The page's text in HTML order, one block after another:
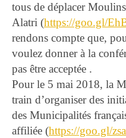
tous de déplacer
Alatri (https://goo.gl/
rendons compte que,
voulez donner à la
pas être acceptée .
Pour le 5 mai 2018, la
train d’organiser des
des Municipalités
affiliée (https://goo.gl/